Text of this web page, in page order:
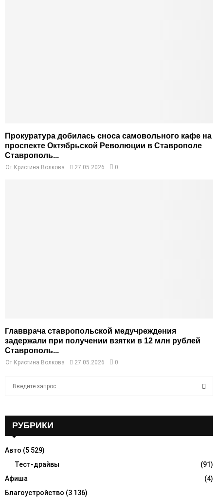
Прокуратура добилась сноса самовольного кафе на
проспекте Октябрьской Революции в Ставрополе
Ставрополь...
От Кристина Волкова 27.05.2026 0
Главврача ставропольской медучреждения
задержали при получении взятки в 12 млн рублей
Ставрополь...
От Кристина Волкова 27.05.2026 0
o
R
C
РУБРИКИ
Авто (5 529)
Тест-драйвы
(91)
Афиша
(4)
Благоустройство (3 136)